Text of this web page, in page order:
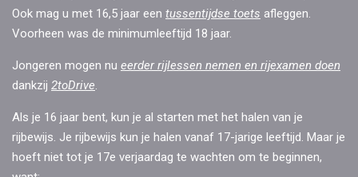
Ook mag u met 16,5 jaar een tussentijdse toets afleggen.
Voorheen was de minimumleeftijd 18 jaar.
Jongeren mogen nu eerder rijlessen nemen en rijexamen doen
dankzij 2toDrive
Als je 16 jaar bent, kun je al starten met het halen van je
rijbewijs. Je rijbewijs kun je halen vanaf 17-jarige leeftijd. Maar je
hoeft niet tot je 17e verjaardag te wachten om te beginnen,